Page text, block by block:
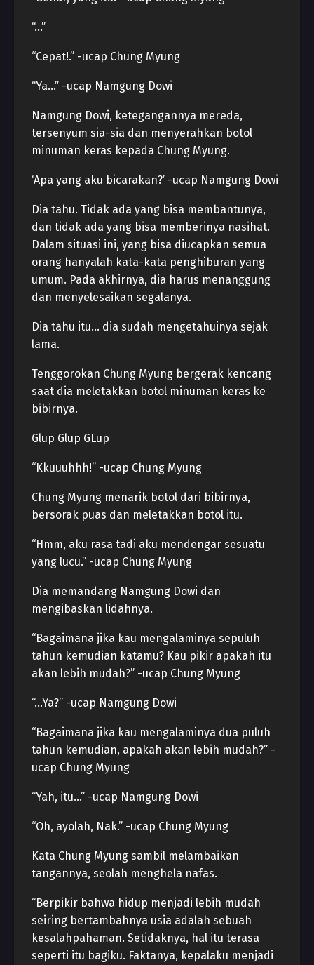
“…”
“Cepat!.” -ucap Chung Myung
“Ya…” -ucap Namgung Dowi
Namgung Dowi, ketegangannya mereda,
tersenyum sia-sia dan menyerahkan botol
minuman keras kepada Chung Myung.
‘Apa yang aku bicarakan?’ -ucap Namgung Dowi
Dia tahu. Tidak ada yang bisa membantunya,
dan tidak ada yang bisa memberinya nasihat.
Dalam situasi ini, yang bisa diucapkan semua
orang hanyalah kata-kata penghiburan yang
umum. Pada akhirnya, dia harus menanggung
dan menyelesaikan segalanya.
Dia tahu itu… dia sudah mengetahuinya sejak
lama.
Tenggorokan Chung Myung bergerak kencang
saat dia meletakkan botol minuman keras ke
bibirnya.
Glup Glup GLup
“Kkuuuhhh!” -ucap Chung Myung
Chung Myung menarik botol dari bibirnya,
bersorak puas dan meletakkan botol itu.
“Hmm, aku rasa tadi aku mendengar sesuatu
yang lucu.” -ucap Chung Myung
Dia memandang Namgung Dowi dan
mengibaskan lidahnya.
“Bagaimana jika kau mengalaminya sepuluh
tahun kemudian katamu? Kau pikir apakah itu
akan lebih mudah?” -ucap Chung Myung
“…Ya?” -ucap Namgung Dowi
“Bagaimana jika kau mengalaminya dua puluh
tahun kemudian, apakah akan lebih mudah?” -
ucap Chung Myung
“Yah, itu…” -ucap Namgung Dowi
“Oh, ayolah, Nak.” -ucap Chung Myung
Kata Chung Myung sambil melambaikan
tangannya, seolah menghela nafas.
“Berpikir bahwa hidup menjadi lebih mudah
seiring bertambahnya usia adalah sebuah
kesalahpahaman. Setidaknya, hal itu terasa
seperti itu bagiku. Faktanya, kepalaku menjadi